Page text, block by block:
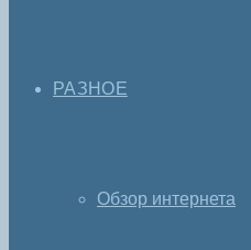
РАЗНОЕ
Обзор интернета